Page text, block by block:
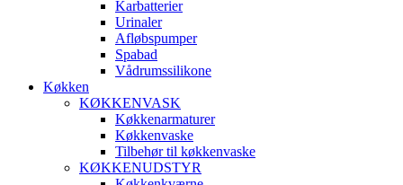
Karbatterier
Urinaler
Afløbspumper
Spabad
Vådrumssilikone
Køkken
KØKKENVASK
Køkkenarmaturer
Køkkenvaske
Tilbehør til køkkenvaske
KØKKENUDSTYR